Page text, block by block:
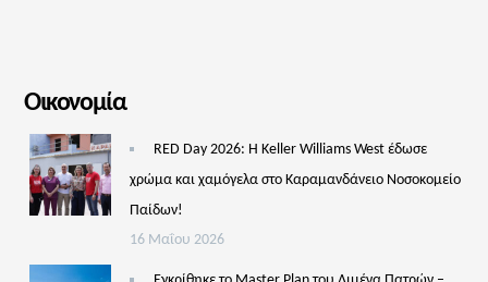
Οικονομία
RED Day 2026: Η Keller Williams West έδωσε
χρώμα και χαμόγελα στο Καραμανδάνειο Νοσοκομείο
Παίδων!
16 Μαΐου 2026